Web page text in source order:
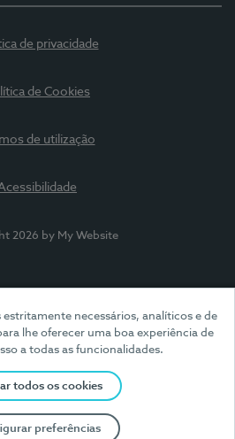
estritamente necessários, analíticos e de
lhe oferecer uma boa experiência de
a todas as funcionalidades.
todos os cookies
preferências
de privacidade
de Cookies
de utilização
2026 by My Website